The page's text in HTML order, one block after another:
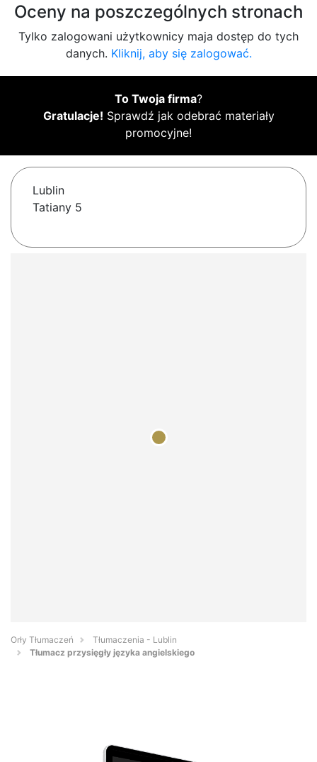
Oceny na poszczególnych stronach
Tylko zalogowani użytkownicy maja dostęp do tych
danych. Kliknij, aby się zalogować.
To Twoja firma?
Gratulacje! Sprawdź jak odebrać materiały
promocyjne!
Lublin
Tatiany 5
Orły Tłumaczeń
Tłumaczenia - Lublin
Tłumacz przysięgły języka angielskiego